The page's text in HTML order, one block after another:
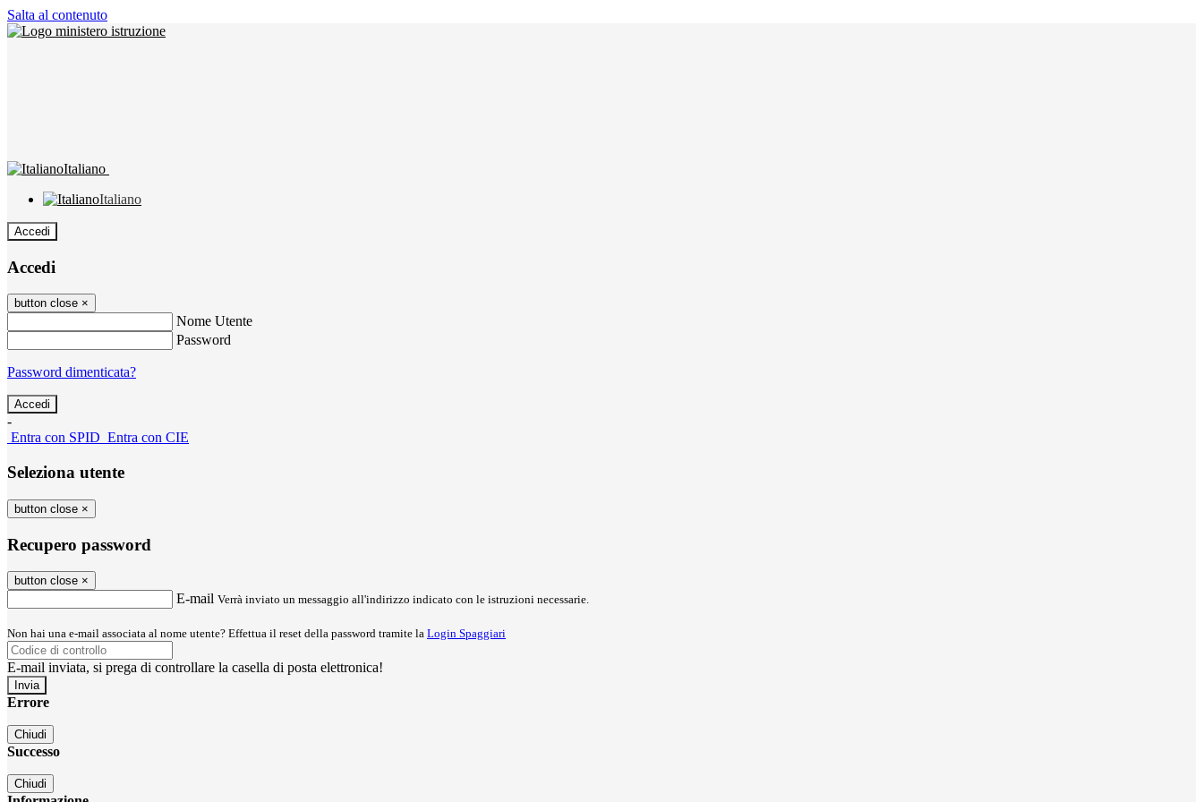
Salta al contenuto
Italiano
Italiano
Accedi
Accedi
button close ×
Nome Utente
Password
Password dimenticata?
-
Entra con SPID Entra con CIE
Seleziona utente
button close ×
Recupero password
button close ×
E-mail Verrà inviato un messaggio all'indirizzo indicato con le istruzioni necessarie.
Non hai una e-mail associata al nome utente? Effettua il reset della password tramite la Login Spaggiari
E-mail inviata, si prega di controllare la casella di posta elettronica!
Errore
Chiudi
Successo
Chiudi